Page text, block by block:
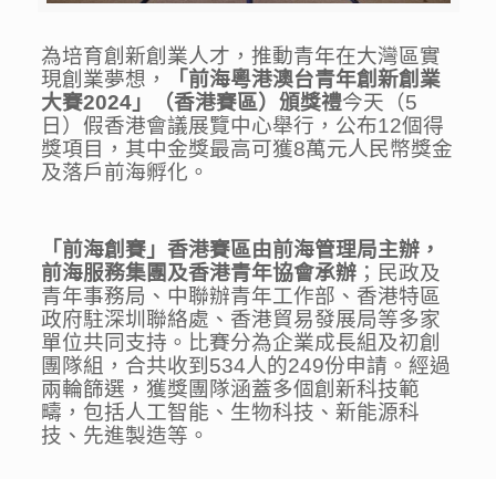
為培育創新創業人才，推動青年在大灣區實
現創業夢想，
「前海粵港澳台青年創新創業
大賽2024 」（香港賽區）頒獎禮今天（5
日）假香港會議展覽中心舉行，公布12個得
獎項目，其中金獎最高可獲8萬元人民幣獎金
及落戶前海孵化。
「前海創賽」香港賽區由前海管理局主辦，
前海服務集團及香港青年協會承辦 ；民政及
青年事務局、中聯辦青年工作部、香港特區
政府駐深圳聯絡處、香港貿易發展局等多家
單位共同支持。比賽分為企業成長組及初創
團隊組，合共收到534人的249份申請。經過
兩輪篩選，獲獎團隊涵蓋多個創新科技範
疇，包括人工智能、生物科技、新能源科
技、先進製造等。